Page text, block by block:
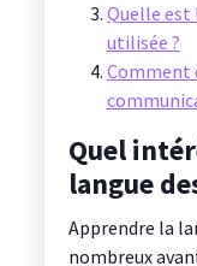
Quelle est
utilisée ?
Comment
Quel
langue
Apprendre la
nombreux